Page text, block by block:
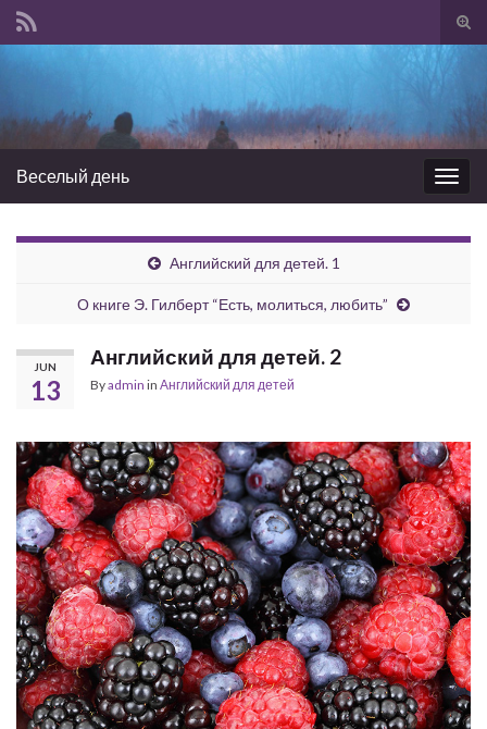
Веселый день
Английский для детей. 1
О книге Э. Гилберт “Есть, молиться, любить”
JUN
13
Английский для детей. 2
Byadmin in Английский для детей